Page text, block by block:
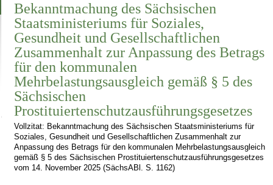
Bekanntmachung des Sächsischen
Staatsministeriums für Soziales,
Gesundheit und Gesellschaftlichen
Zusammenhalt zur Anpassung des Betrags
für den kommunalen
Mehrbelastungsausgleich gemäß § 5 des
Sächsischen
Prostituiertenschutzausführungsgesetzes
Vollzitat: Bekanntmachung des Sächsischen Staatsministeriums für
Soziales, Gesundheit und Gesellschaftlichen Zusammenhalt zur
Anpassung des Betrags für den kommunalen Mehrbelastungsausgleich
gemäß § 5 des Sächsischen Prostituiertenschutzausführungsgesetzes
vom 14. November 2025 (SächsABl. S. 1162)